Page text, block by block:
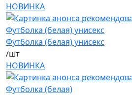
НОВИНКА
Футболка (белая) унисекс
/шт
НОВИНКА